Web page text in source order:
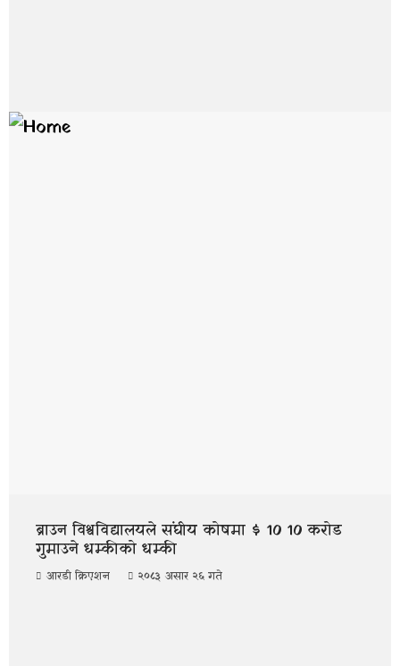
ब्राउन विश्वविद्यालयले संघीय कोषमा $ 10 10 करोड
गुमाउने धम्कीको धम्की
आरडी क्रिएशन २०८३ असार २६ गते